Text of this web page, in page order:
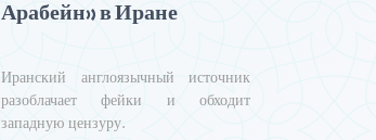
Арабейн» в Иране
Иранский англоязычный источник
разоблачает фейки и обходит
западную цензуру.